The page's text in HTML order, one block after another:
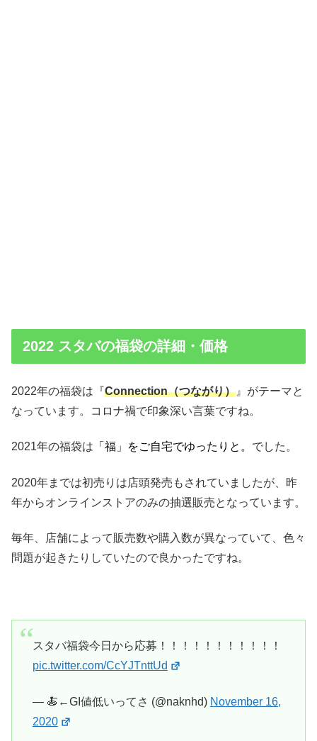
2022 スタバの福袋の詳細・価格
2022年の福袋は『Connection（つながり） 』がテーマと
なっています。コロナ禍で印象深い言葉ですね。
2021年の福袋は 「福」をご自宅でゆったりと。 でした。
2020年までは初売りは店頭発売もされていましたが、昨
年からオンラインストアのみの抽選販売となっています。
毎年、店舗によって販売数や購入数が異なっていて、色々
問題が起きたりしていたので良かったですね。
スタバ福袋今日から応募！！！！！！！！！！！
pic.twitter.com/CcYJTnttUd
— 🍝←GI値低いってさ (@naknhd) November 16,
2020